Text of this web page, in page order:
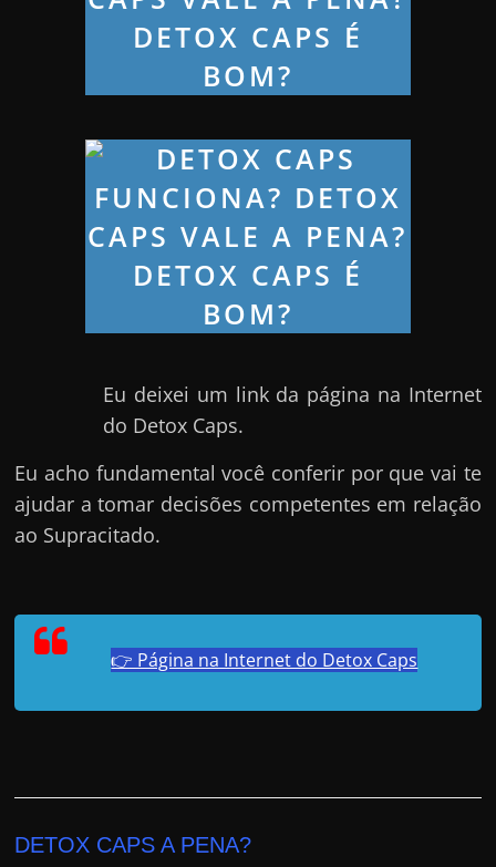
t
e
r
t
a
m
Eu deixei um link da página na Internet
do Detox Caps.
Eu acho fundamental você conferir por que vai te
ajudar a tomar decisões competentes em relação
ao Supracitado.
👉 Página na Internet do Detox Caps
DETOX CAPS A PENA?